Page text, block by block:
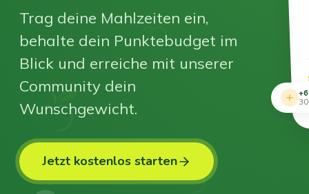
Trag deine Mahlzeiten ein,
behalte dein Punktebudget im
Blick und erreiche mit unserer
Community dein
Wunschgewicht.
Jetzt kostenlos starten